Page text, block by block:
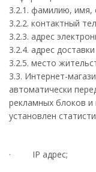
3.2.1. фамилию, имя,
3.2.2. контактный
3.2.3. адрес
3.2.4. адрес
3.2.5. место
3.3. Интернет-
автоматически
рекламных блоков
установлен
· IP адрес;